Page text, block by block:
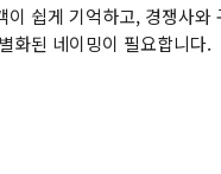
이 쉽게 기억하고, 경쟁사와
별화된 네이밍이 필요합니다.